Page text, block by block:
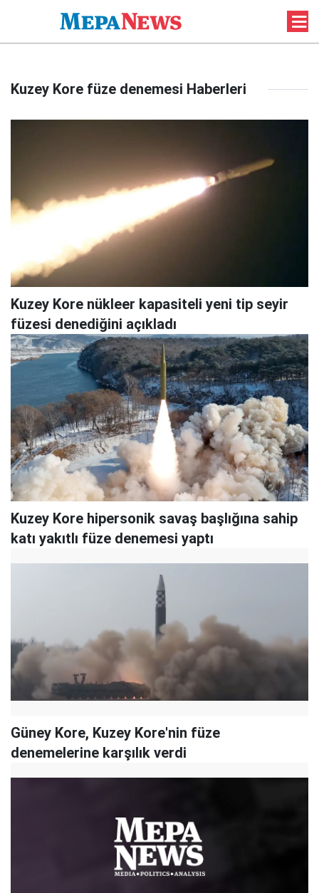
Kuzey Kore füze denemesi Haberleri
Kuzey Kore nükleer kapasiteli yeni tip seyir
füzesi denediğini açıkladı
Kuzey Kore hipersonik savaş başlığına sahip
katı yakıtlı füze denemesi yaptı
Güney Kore, Kuzey Kore'nin füze
denemelerine karşılık verdi